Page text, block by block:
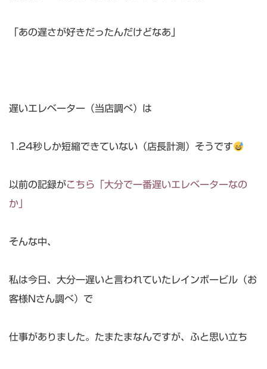
「あの遅さが好きだったんだけどなあ」
遅いエレベーター（当店調べ）は
1.24秒しか短縮できていない（店長計測）そうです
以前の記録がこちら「大分で一番遅いエレベーターなの
か」
そんな中、
私は今日、大分一遅いと言われていたレインボービル（お
客様Nさん調べ）で
仕事がありました。たまたまなんですが、ふと思い立ち